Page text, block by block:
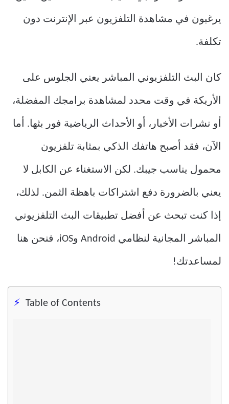
يرغبون في مشاهدة التلفزيون عبر الإنترنت دون
تكلفة.
كان البث التلفزيوني المباشر يعني الجلوس على
الأريكة في وقت محدد لمشاهدة برامجك المفضلة،
أو نشرات الأخبار، أو الأحداث الرياضية فور بثها. أما
الآن، فقد أصبح هاتفك الذكي بمثابة تلفزيون
محمول يناسب جيبك. لكن الاستغناء عن الكابل لا
يعني بالضرورة دفع اشتراكات باهظة الثمن. لذلك،
إذا كنت تبحث عن أفضل تطبيقات البث التلفزيوني
المباشر المجانية لنظامي Android وiOS، فنحن هنا
لمساعدتك!
Table of Contents